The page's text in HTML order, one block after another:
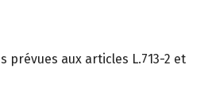
aux articles L.713-2 et